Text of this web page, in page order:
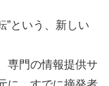
”という、新しい
専門の情報提供サ